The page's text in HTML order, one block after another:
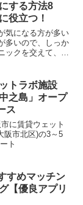
する方法8
役立つ！
気になる方が多い
多いので、しっか
ックを交えて、聞
トラボ施設
之島」オープ
ス
に賃貸ウェット
阪市北区)の3～5
ト
すめマッチン
【優良アプリ